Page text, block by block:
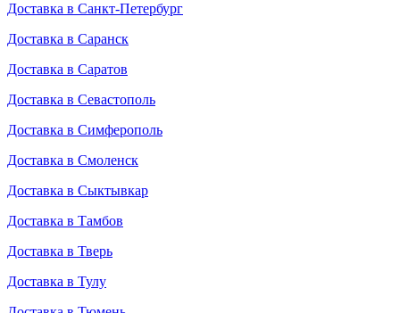
Доставка в Санкт-Петербург
Доставка в Саранск
Доставка в Саратов
Доставка в Севастополь
Доставка в Симферополь
Доставка в Смоленск
Доставка в Сыктывкар
Доставка в Тамбов
Доставка в Тверь
Доставка в Тулу